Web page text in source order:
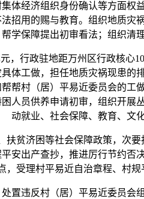
体经济组织身份确认等方面
招用的赐与教育。组织地质
学保障提出初审看法；组织清
行政驻地距万州区行政核心
体工做，担任地质灾祸现患
帮村（居）平易近委员会的
人员供养申请初审，组织开
动就业、社会保障、教育、文
济困等社会保障政策，次要
安出产查抄，推进厉行节约
，受理村平易近自治章程、村
违反村（居）平易近委员会